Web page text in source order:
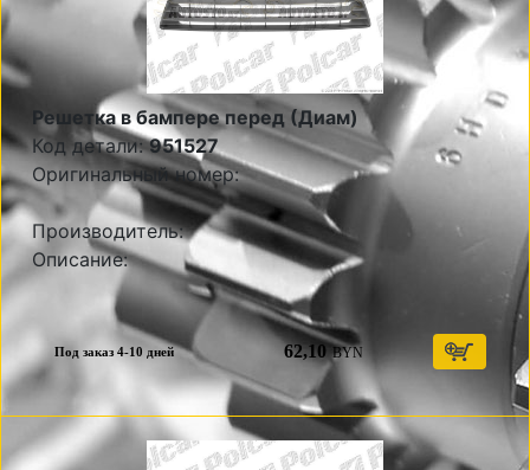
Решетка в бампере перед (Диам)
Код детали:951527
Оригинальный номер:
Производитель:
Описание:
Под заказ 4-10 дней 62,10 BYN